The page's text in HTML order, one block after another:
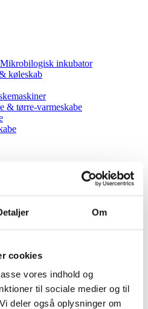
Om
cookies
vores indhold og
til sociale medier og til
deler også oplysninger om
inkubator
køleskab
& tørre-varmeskabe